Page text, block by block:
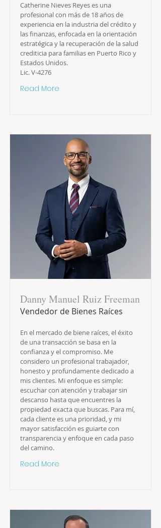
Catherine Nieves Reyes es una
profesional con más de 18 años de
experiencia en la industria del crédito y
las finanzas, enfocada en la orientación
estratégica y la recuperación de la salud
crediticia para familias en Puerto Rico y
Estados Unidos.
Lic. V-4276
Read More
Danny Manuel Ruiz Freeman
Vendedor de Bienes Raíces
En el mercado de biene raíces, el éxito
de una transacción se basa en la
confianza y el compromiso. Me
considero un profesional trabajador,
honesto y profundamente dedicado a
mis clientes. Mi enfoque es simple:
escuchar con atención y trabajar sin
descanso hasta que encuentres la
propiedad exacta que buscas. Para mí,
cada cliente es una prioridad, y mi
mayor satisfacción es guiarte con
transparencia y enfoque en cada paso
del camino.
Read More